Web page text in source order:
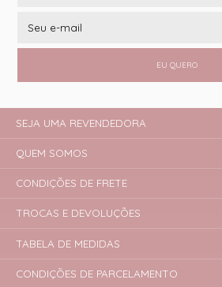
EU QUERO
SEJA UMA REVENDEDORA
QUEM SOMOS
CONDIÇÕES DE FRETE
TROCAS E DEVOLUÇÕES
TABELA DE MEDIDAS
CONDIÇÕES DE PARCELAMENTO